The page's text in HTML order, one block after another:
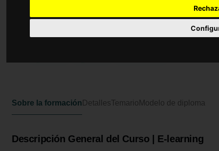
Especialización en
Neuropsicología
Sobre la formación DetallesTemario Modelo de diploma
Descripción General del Curso | E-learning